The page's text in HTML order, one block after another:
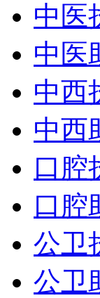
中医
中医
中西
中西
口腔
口腔
公卫
公卫